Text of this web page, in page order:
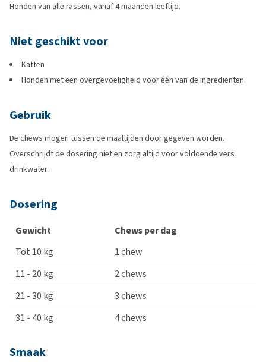
Honden van alle rassen, vanaf 4 maanden leeftijd.
Niet geschikt voor
Katten
Honden met een overgevoeligheid voor één van de ingrediënten
Gebruik
De chews mogen tussen de maaltijden door gegeven worden.
Overschrijdt de dosering niet en zorg altijd voor voldoende vers
drinkwater.
Dosering
Gewicht
Chews per dag
Tot 10 kg
1 chew
11 - 20 kg
2 chews
21 - 30 kg
3 chews
31 - 40 kg
4 chews
Smaak